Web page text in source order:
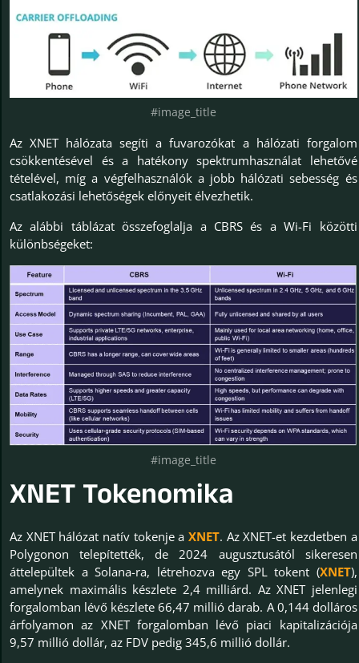
#image_title
Az XNET hálózata segíti a fuvarozókat a hálózati forgalom
csökkentésével és a hatékony spektrumhasználat lehetővé
tételével, míg a végfelhasználók a jobb hálózati sebesség és
csatlakozási lehetőségek előnyeit élvezhetik.
Az alábbi táblázat összefoglalja a CBRS és a Wi-Fi közötti
különbségeket:
#image_title
XNET Tokenomika
Az XNET hálózat natív tokenje aXNET. Az XNET-et kezdetben a
Polygonon telepítették, de 2024 augusztusától sikeresen
áttelepültek a Solana-ra, létrehozva egy SPL tokent (XNET),
amelynek maximális készlete 2,4 milliárd. Az XNET jelenlegi
forgalomban lévő készlete 66,47 millió darab. A 0,144 dolláros
árfolyamon az XNET forgalomban lévő piaci kapitalizációja
9,57 millió dollár, az FDV pedig 345,6 millió dollár.